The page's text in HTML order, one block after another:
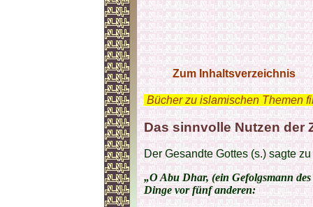
Zum Inhaltsverzeichnis
Bücher zu islamischen Themen
Das sinnvolle Nutzen der
Der Gesandte Gottes (s.) sagte
„O Abu Dhar, (ein Gefolgsmann
Dinge vor fünf anderen: